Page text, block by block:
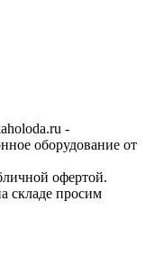
-
оборудование от
офертой.
складе просим